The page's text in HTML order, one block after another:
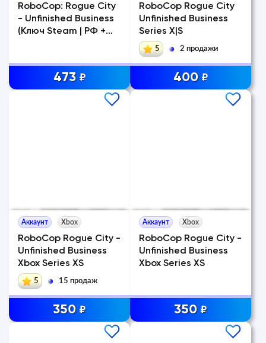
RoboCop: Rogue City
- Unfinished Business
(Ключ Steam | РФ +
473 ₽
RoboCop Rogue City
Unfinished Business
Series X|S
5 2 продажи
400 ₽
Аккаунт Xbox
RoboCop Rogue City -
Unfinished Business
Xbox Series XS
5 15 продаж
350 ₽
Аккаунт Xbox
RoboCop Rogue City -
Unfinished Business
Xbox Series XS
350 ₽